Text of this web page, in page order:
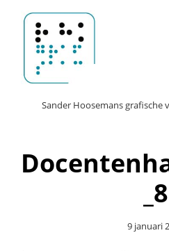
naar
de
hoofd
inhoud
Sander
HeaderSander Hoosemans
_8
9 januari